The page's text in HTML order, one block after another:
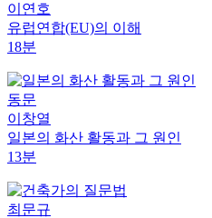
이연호
유럽연합(EU)의 이해
18분
동문
이창열
일본의 화산 활동과 그 원인
13분
최문규